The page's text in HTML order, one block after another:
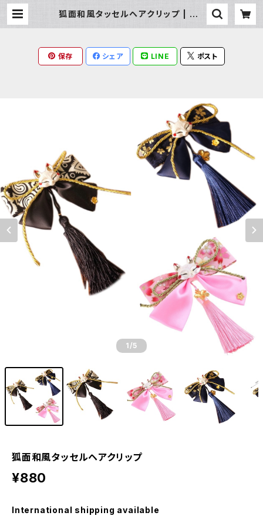
狐面和風タッセルヘアクリップ | Mil
保存 シェア LINE ポスト
1 /5
狐面和風タッセルヘアクリップ
¥880
International shipping available